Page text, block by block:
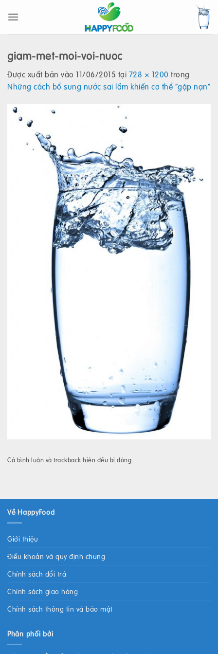
qua
giam-met-moi-voi-nuoc
Được xuất bản vào 11/06/2015 tại 728 × 1200 trong
Những cách bổ sung nước sai lầm khiến cơ thể “gặp nạn”
Cả bình luận và trackback hiện đều bị đóng.
Về HappyFood
Giới thiệu
Điều khoản và quy định chung
Chính sách đổi trả
Chính sách giao hàng
Chính sách thông tin và bảo mật
Phân phối bởi